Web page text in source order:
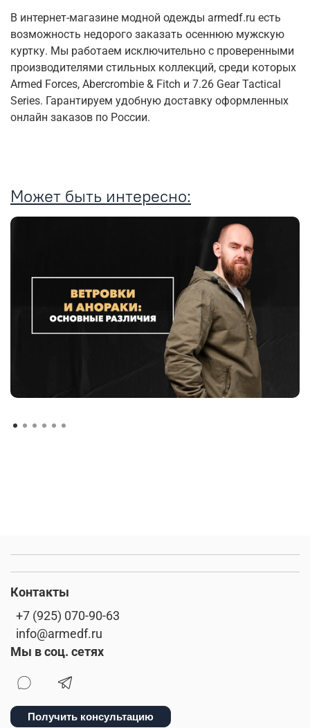
В интернет-магазине модной одежды armedf.ru есть
возможность недорого заказать осеннюю мужскую
куртку. Мы работаем исключительно с проверенными
производителями стильных коллекций, среди которых
Armed Forces, Abercrombie & Fitch и 7.26 Gear Tactical
Series. Гарантируем удобную доставку оформленных
онлайн заказов по России.
Может быть интересно:
Контакты
+7 (925) 070-90-63
info@armedf.ru
Мы в соц. сетях
Получить консультацию